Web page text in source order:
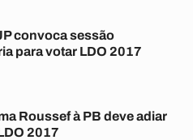
convoca sessão
para votar LDO 2017
Roussef à PB deve adiar
2017